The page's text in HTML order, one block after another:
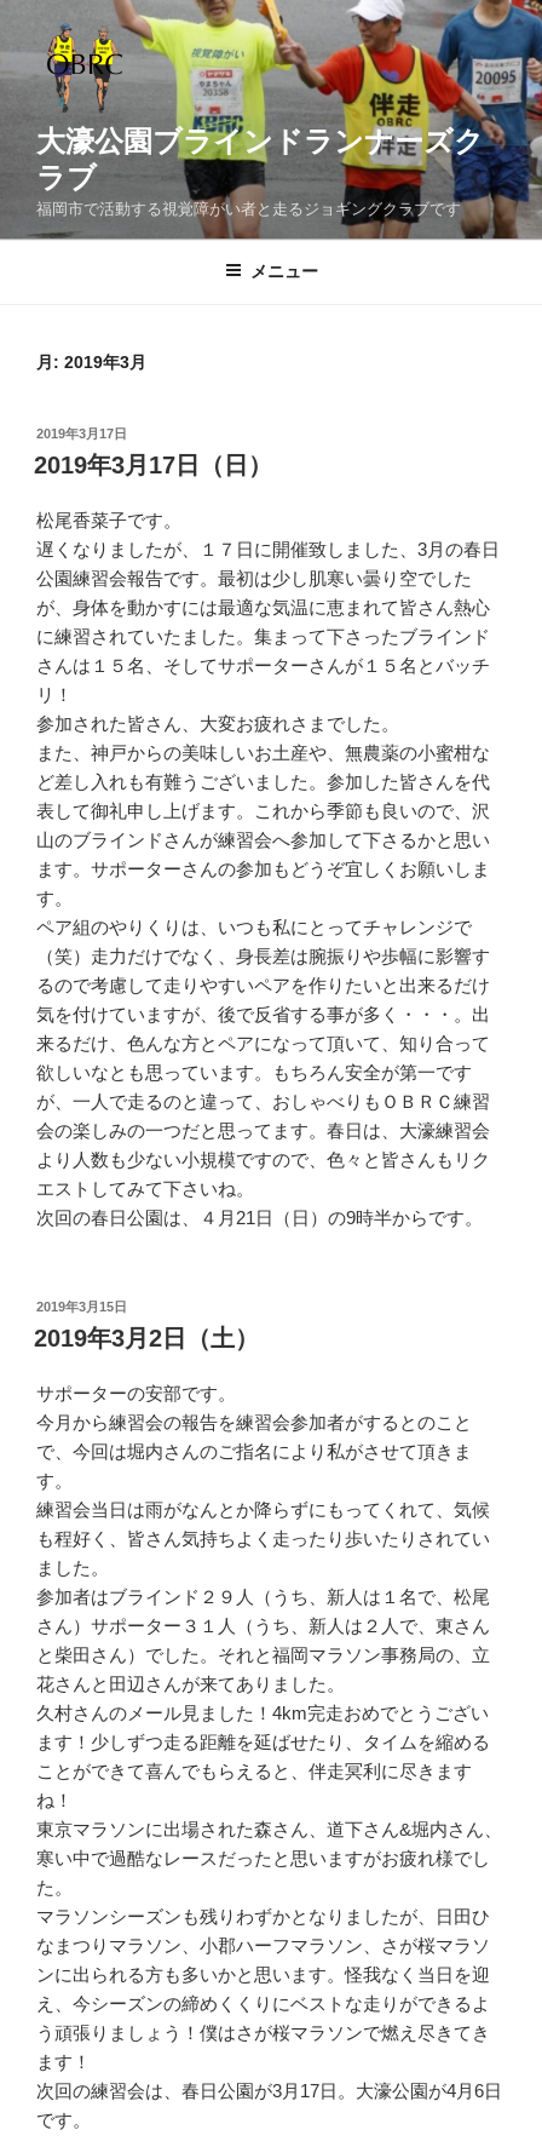
テ
ッ
大濠公園ブラインドランナーズク
ラブ
福岡市で活動する視覚障がい者と走るジョギングクラブです
メニュー
月: 2019年3月
投
稿
日:
2019年3月17日
2019年3月17日（日）
松尾香菜子です。
遅くなりましたが、１７日に開催致しました、3月の春日
公園練習会報告です。最初は少し肌寒い曇り空でした
が、身体を動かすには最適な気温に恵まれて皆さん熱心
に練習されていたました。集まって下さったブラインド
さんは１５名、そしてサポーターさんが１５名とバッチ
リ！
参加された皆さん、大変お疲れさまでした。
また、神戸からの美味しいお土産や、無農薬の小蜜柑な
ど差し入れも有難うございました。参加した皆さんを代
表して御礼申し上げます。これから季節も良いので、沢
山のブラインドさんが練習会へ参加して下さるかと思い
ます。サポーターさんの参加もどうぞ宜しくお願いしま
す。
ペア組のやりくりは、いつも私にとってチャレンジで
（笑）走力だけでなく、身長差は腕振りや歩幅に影響す
るので考慮して走りやすいペアを作りたいと出来るだけ
気を付けていますが、後で反省する事が多く・・・。出
来るだけ、色んな方とペアになって頂いて、知り合って
欲しいなとも思っています。もちろん安全が第一です
が、一人で走るのと違って、おしゃべりもＯＢＲＣ練習
会の楽しみの一つだと思ってます。春日は、大濠練習会
より人数も少ない小規模ですので、色々と皆さんもリク
エストしてみて下さいね。
次回の春日公園は、４月21日（日）の9時半からです。
投
稿
日:
2019年3月15日
2019年3月2日（土）
サポーターの安部です。
今月から練習会の報告を練習会参加者がするとのこと
で、今回は堀内さんのご指名により私がさせて頂きま
す。
練習会当日は雨がなんとか降らずにもってくれて、気候
も程好く、皆さん気持ちよく走ったり歩いたりされてい
ました。
参加者はブラインド２９人（うち、新人は１名で、松尾
さん）サポーター３１人（うち、新人は２人で、東さん
と柴田さん）でした。それと福岡マラソン事務局の、立
花さんと田辺さんが来てありました。
久村さんのメール見ました！4km完走おめでとうござい
ます！少しずつ走る距離を延ばせたり、タイムを縮める
ことができて喜んでもらえると、伴走冥利に尽きます
ね！
東京マラソンに出場された森さん、道下さん&堀内さん、
寒い中で過酷なレースだったと思いますがお疲れ様でし
た。
マラソンシーズンも残りわずかとなりましたが、日田ひ
なまつりマラソン、小郡ハーフマラソン、さが桜マラソ
ンに出られる方も多いかと思います。怪我なく当日を迎
え、今シーズンの締めくくりにベストな走りができるよ
う頑張りましょう！僕はさが桜マラソンで燃え尽きてき
ます！
次回の練習会は、春日公園が3月17日。大濠公園が4月6日
です。